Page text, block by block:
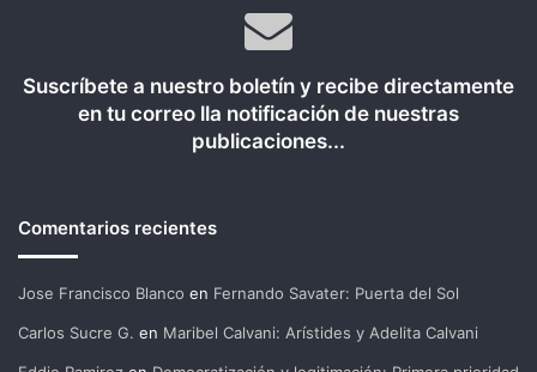
Suscríbete a nuestro boletín y recibe directamente
en tu correo lla notificación de nuestras
publicaciones...
Comentarios recientes
Jose Francisco Blanco en Fernando Savater: Puerta del Sol
Carlos Sucre G. en Maribel Calvani: Arístides y Adelita Calvani